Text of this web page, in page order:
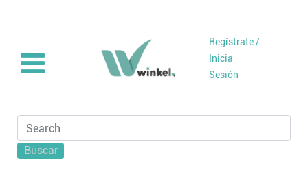
Regístrate /
Inicia
Sesión
Buscar